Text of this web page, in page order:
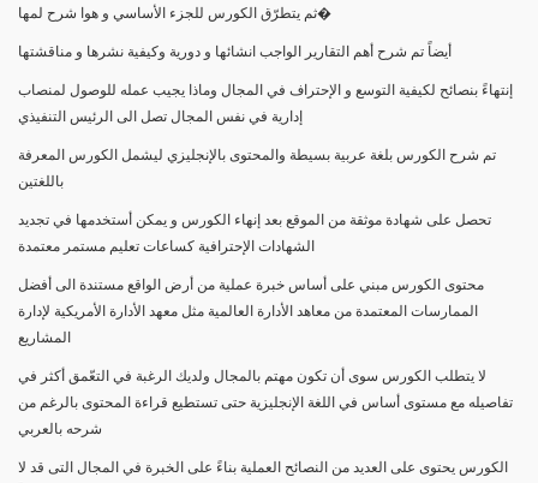
ثم يتطرّق الكورس للجزء الأساسي و هوا شرح لمها�
أيضاً تم شرح أهم التقارير الواجب انشائها و دورية وكيفية نشرها و مناقشتها
إنتهاءً بنصائح لكيفية التوسع و الإحتراف في المجال وماذا يجيب عمله للوصول لمنصاب
إدارية في نفس المجال تصل الى الرئيس التنفيذي
تم شرح الكورس بلغة عربية بسيطة والمحتوى بالإنجليزي ليشمل الكورس المعرفة
باللغتين
تحصل على شهادة موثقة من الموقع بعد إنهاء الكورس و يمكن أستخدمها في تجديد
الشهادات الإحترافية كساعات تعليم مستمر معتمدة
محتوى الكورس مبني على أساس خبرة عملية من أرض الواقع مستندة الى أفضل
الممارسات المعتمدة من معاهد الأدارة العالمية مثل معهد الأدارة الأمريكية لإدارة
المشاريع
لا يتطلب الكورس سوى أن تكون مهتم بالمجال ولديك الرغبة في التعّمق أكثر في
تفاصيله مع مستوى أساس في اللغة الإنجليزية حتى تستطيع قراءة المحتوى بالرغم من
شرحه بالعربي
الكورس يحتوى على العديد من النصائح العملية بناءً على الخبرة في المجال التى قد لا